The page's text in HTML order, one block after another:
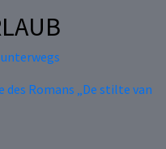
des Romans „De stilte van